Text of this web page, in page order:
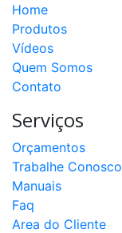
Home
Produtos
Vídeos
Quem Somos
Contato
Serviços
Orçamentos
Trabalhe Conosco
Manuais
Faq
Area do Cliente